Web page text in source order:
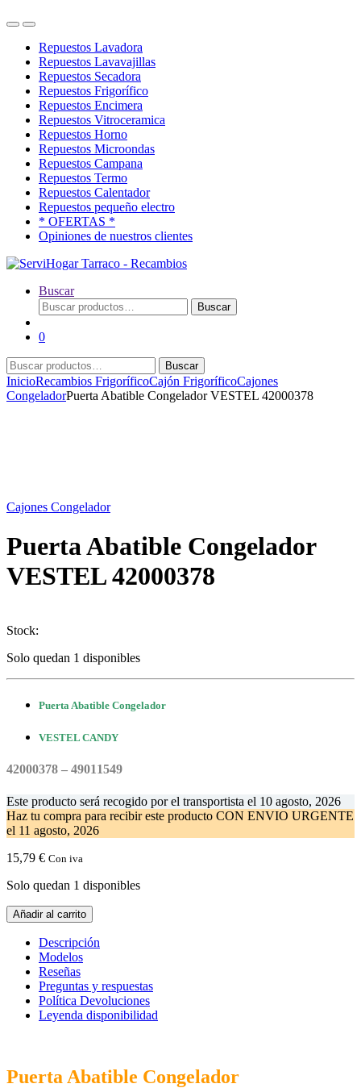
OpenClose
Repuestos Lavadora
Repuestos Lavavajillas
Repuestos Secadora
Repuestos Frigorífico
Repuestos Encimera
Repuestos Vitroceramica
Repuestos Horno
Repuestos Microondas
Repuestos Campana
Repuestos Termo
Repuestos Calentador
Repuestos pequeño electro
* OFERTAS *
Opiniones de nuestros clientes
Buscar
Buscar
por:
Buscar
0
Buscar
por:
Buscar
InicioRecambios FrigoríficoCajón FrigoríficoCajones
CongeladorPuerta Abatible Congelador VESTEL 42000378
Cajones Congelador
Puerta Abatible Congelador
VESTEL 42000378
Stock:
Solo quedan 1 disponibles
Puerta Abatible Congelador
VESTEL CANDY
42000378 – 49011549
Este producto será recogido por el transportista el 10 agosto, 2026
Haz tu compra para recibir este producto CON ENVIO URGENTE
el 11 agosto, 2026
15,79 € Con iva
Solo quedan 1 disponibles
Puerta
Abatible
Congelador
VESTEL
42000378
cantidad
Añadir al carrito
Descripción
Modelos
Reseñas
Preguntas y respuestas
Política Devoluciones
Leyenda disponibilidad
Puerta Abatible Congelador